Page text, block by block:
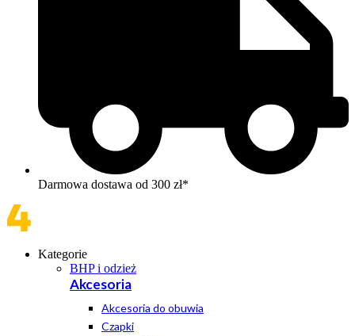
Darmowa dostawa od 300 zł*
Kategorie
BHP i odzież
Akcesoria
Akcesoria do obuwia
Czapki